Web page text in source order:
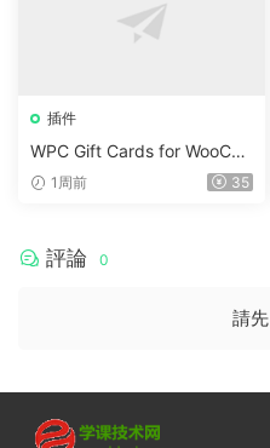
插件
WPC Gift Cards for WooCo
mmerce (Premium) v1.0.2
1周前 35
評論 0
請先